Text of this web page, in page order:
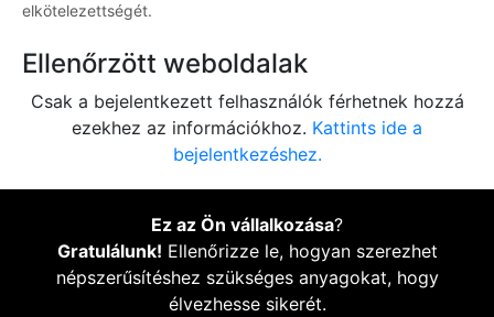
elkötelezettségét.
Ellenőrzött weboldalak
Csak a bejelentkezett felhasználók férhetnek hozzá
ezekhez az információkhoz. Kattints ide a
bejelentkezéshez.
Ez az Ön vállalkozása?
Gratulálunk! Ellenőrizze le, hogyan szerezhet
népszerűsítéshez szükséges anyagokat, hogy
élvezhesse sikerét.